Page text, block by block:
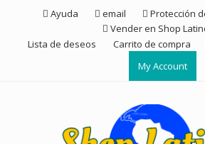
Ayuda email
Protección
Vender en Shop
Lista de deseos
Carrito de compra
My Account